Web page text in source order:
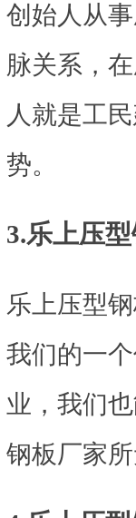
创始人从
脉关系，
人就是工
势。
3.乐上压
乐上压型
我们的一
业，我们
钢板厂家